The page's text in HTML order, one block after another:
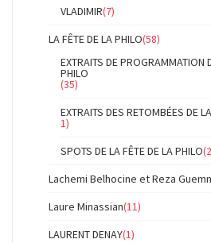
VLADIMIR(7)
LA FÊTE DE LA PHILO(58)
EXTRAITS DE PROGRAMMATION
PHILO
(35)
EXTRAITS DES RETOMBÉES DE
1)
SPOTS DE LA FÊTE DE LA PHILO
Lachemi Belhocine et Reza
Laure Minassian(11)
LAURENT DENAY(1)